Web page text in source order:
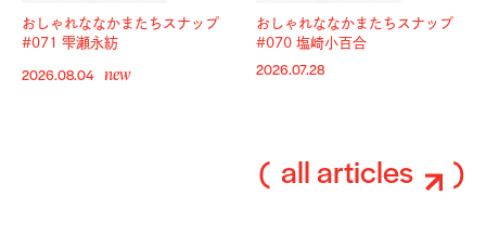
おしゃれななかまたちスナップ
#071 雫瀬永紡
2026.08.04 new
おしゃれななかまたちスナップ
#070 塩崎小百合
2026.07.28
all articles